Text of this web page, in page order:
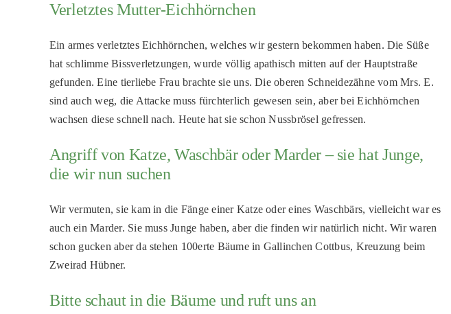
Verletztes Mutter-Eichhörnchen
Ein armes verletztes Eichhörnchen, welches wir gestern bekommen haben. Die Süße
hat schlimme Bissverletzungen, wurde völlig apathisch mitten auf der Hauptstraße
gefunden. Eine tierliebe Frau brachte sie uns. Die oberen Schneidezähne vom Mrs. E.
sind auch weg, die Attacke muss fürchterlich gewesen sein, aber bei Eichhörnchen
wachsen diese schnell nach. Heute hat sie schon Nussbrösel gefressen.
Angriff von Katze, Waschbär oder Marder – sie hat Junge,
die wir nun suchen
Wir vermuten, sie kam in die Fänge einer Katze oder eines Waschbärs, vielleicht war es
auch ein Marder. Sie muss Junge haben, aber die finden wir natürlich nicht. Wir waren
schon gucken aber da stehen 100erte Bäume in Gallinchen Cottbus, Kreuzung beim
Zweirad Hübner.
Bitte schaut in die Bäume und ruft uns an